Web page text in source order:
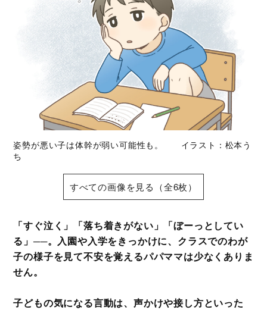
姿勢が悪い子は体幹が弱い可能性も。 イラスト：松本う
ち
すべての画像を見る（全6枚）
「すぐ泣く」「落ち着きがない」「ぼーっとしてい
る」──。入園や入学をきっかけに、クラスでのわが
子の様子を見て不安を覚えるパパママは少なくありま
せん。
子どもの気になる言動は、声かけや接し方といった